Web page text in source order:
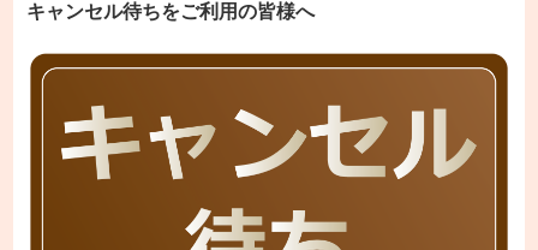
キャンセル待ちをご利用の皆様へ